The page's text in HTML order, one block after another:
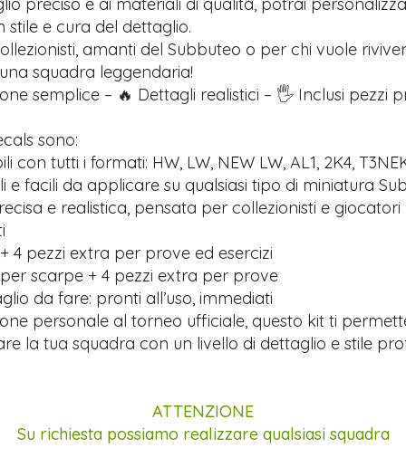
preciso e ai materiali di qualità, potrai
stile e cura del dettaglio.
amanti del Subbuteo o per chi vuole
squadra leggendaria!
semplice – 🔥 Dettagli realistici – 🖐️ Inclusi pezzi
sono:
con tutti i formati: HW, LW, NEW LW, AL1, 2K4,
e facili da applicare su qualsiasi tipo di miniatura
e realistica, pensata per collezionisti e giocatori
4 pezzi extra per prove ed esercizi
scarpe + 4 pezzi extra per prove
da fare: pronti all’uso, immediati
personale al torneo ufficiale, questo kit ti
la tua squadra con un livello di dettaglio e stile
ATTENZIONE
Su richiesta possiamo realizzare qualsiasi squadra